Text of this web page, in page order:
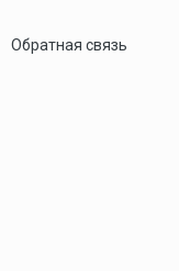
Обратная связь